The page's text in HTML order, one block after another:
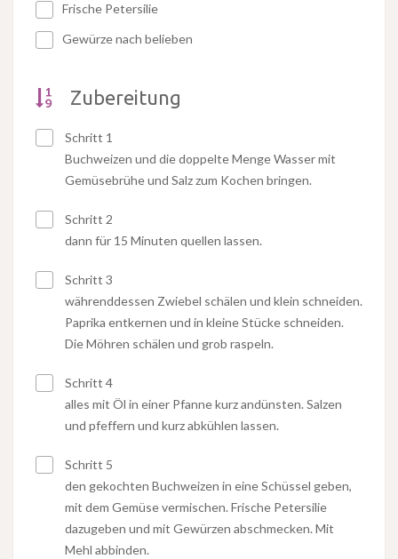
Frische Petersilie
Gewürze nach belieben
Zubereitung
Schritt 1
Buchweizen und die doppelte Menge Wasser mit
Gemüsebrühe und Salz zum Kochen bringen.
Schritt 2
dann für 15 Minuten quellen lassen.
Schritt 3
währenddessen Zwiebel schälen und klein schneiden.
Paprika entkernen und in kleine Stücke schneiden.
Die Möhren schälen und grob raspeln.
Schritt 4
alles mit Öl in einer Pfanne kurz andünsten. Salzen
und pfeffern und kurz abkühlen lassen.
Schritt 5
den gekochten Buchweizen in eine Schüssel geben,
mit dem Gemüse vermischen. Frische Petersilie
dazugeben und mit Gewürzen abschmecken. Mit
Mehl abbinden.